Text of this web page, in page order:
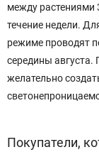
между растениями
течение недели.
режиме проводят
середины
желательно
Покупатели,